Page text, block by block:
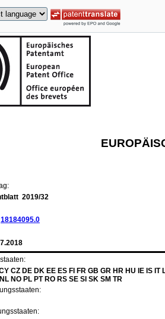
2019/32
18184095.0
CZ DE DK EE ES FI FR GB GR HR HU IE IS IT
NO PL PT RO RS SE SI SK SM TR